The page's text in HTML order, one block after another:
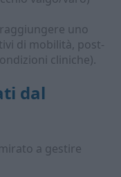
uno
di mobilità, post-
cliniche).
dal
a gestire